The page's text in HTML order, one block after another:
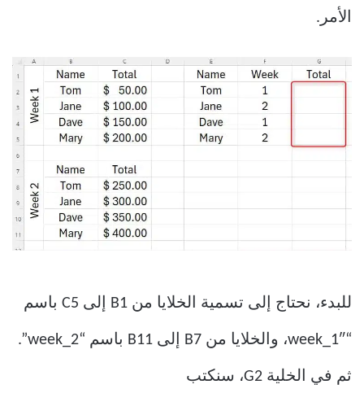
الأمر.
للبدء، نحتاج إلى تسمية الخلايا من B1 إلى C5 باسم
“week_1″، والخلايا من B7 إلى B11 باسم “week_2”.
ثم في الخلية G2، سنكتب